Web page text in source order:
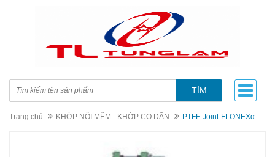
TÌM
Trang chủ KHỚP NỐI MỀM - KHỚP CO DÃN PTFE Joint-FLONEXα